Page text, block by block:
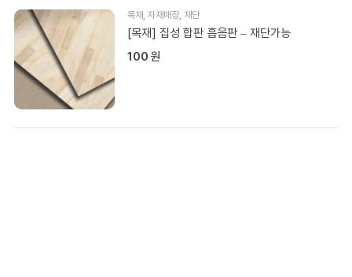
목재 ,자재매장, 재단
[목재] 집성 합판 흡음판 – 재단가능
100 원